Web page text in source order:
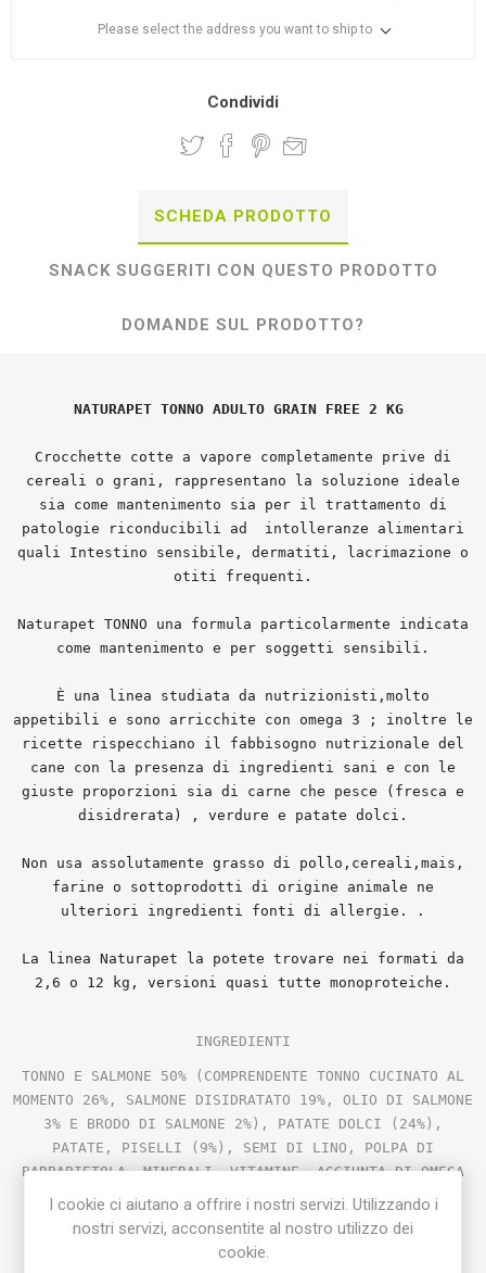
Please select the address you want to ship to
Condividi
SCHEDA PRODOTTO
SNACK SUGGERITI CON QUESTO PRODOTTO
DOMANDE SUL PRODOTTO?
NATURAPET TONNO ADULTO GRAIN FREE 2 KG
Crocchette cotte a vapore completamente prive di
cereali o grani, rappresentano la soluzione ideale
sia come mantenimento sia per il trattamento di
patologie riconducibili ad intolleranze alimentari
quali Intestino sensibile, dermatiti, lacrimazione o
otiti frequenti.
Naturapet TONNO una formula particolarmente indicata
come mantenimento e per soggetti sensibili.
È una linea studiata da nutrizionisti,molto
appetibili e sono arricchite con omega 3 ; inoltre le
ricette rispecchiano il fabbisogno nutrizionale del
cane con la presenza di ingredienti sani e con le
giuste proporzioni sia di carne che pesce (fresca e
disidrerata) , verdure e patate dolci.
Non usa assolutamente grasso di pollo,cereali,mais,
farine o sottoprodotti di origine animale ne
ulteriori ingredienti fonti di allergie. .
La linea Naturapet la potete trovare nei formati da
2,6 o 12 kg, versioni quasi tutte monoproteiche.
INGREDIENTI
TONNO E SALMONE 50% (COMPRENDENTE TONNO CUCINATO AL
MOMENTO 26%, SALMONE DISIDRATATO 19%, OLIO DI SALMONE
3% E BRODO DI SALMONE 2%), PATATE DOLCI (24%),
PATATE, PISELLI (9%), SEMI DI LINO, POLPA DI
BARBABIETOLA, MINERALI, VITAMINE, AGGIUNTA DI OMEGA
3,BRODO DI VERDURE, BROCCOLI (0,3%), FOS (96
MG/KG),MOS 24 MG/KG
I cookie ci aiutano a offrire i nostri servizi. Utilizzando i
nostri servizi, acconsentite al nostro utilizzo dei
cookie.